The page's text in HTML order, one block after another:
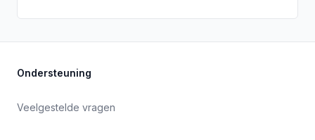
Ondersteuning
Veelgestelde vragen